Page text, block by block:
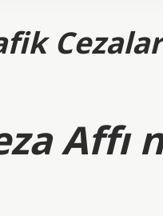
Affı